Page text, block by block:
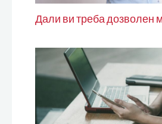
Дали ви треба дозволен